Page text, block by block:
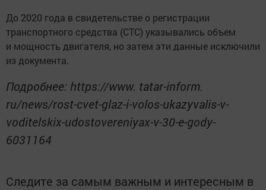
До 2020 года в свидетельстве о регистрации
транспортного средства (СТС) указывались объем
и мощность двигателя, но затем эти данные исключили
из документа.
Подробнее: https://www. tatar-inform.
ru/news/rost-cvet-glaz-i-volos-ukazyvalis-v-
voditelskix-udostovereniyax-v-30-e-gody-
6031164
Следите за самым важным и интересным в